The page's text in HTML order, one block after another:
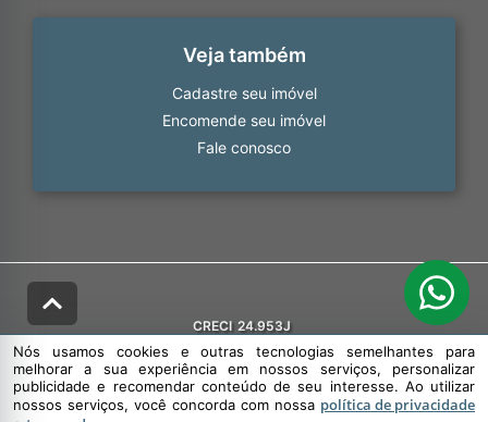
Veja também
Cadastre seu imóvel
Encomende seu imóvel
Fale conosco
CRECI 24.953J
Nós usamos cookies e outras tecnologias semelhantes para
melhorar a sua experiência em nossos serviços, personalizar
publicidade e recomendar conteúdo de seu interesse. Ao utilizar
nossos serviços, você concorda com nossa política de privacidade